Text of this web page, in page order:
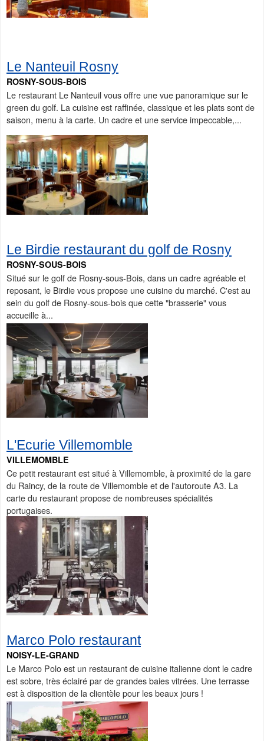
Le Nanteuil Rosny
ROSNY-SOUS-BOIS
Le restaurant Le Nanteuil vous offre une vue panoramique sur le
green du golf. La cuisine est raffinée, classique et les plats sont de
saison, menu à la carte. Un cadre et une service impeccable,...
Le Birdie restaurant du golf de Rosny
ROSNY-SOUS-BOIS
Situé sur le golf de Rosny-sous-Bois, dans un cadre agréable et
reposant, le Birdie vous propose une cuisine du marché. C'est au
sein du golf de Rosny-sous-bois que cette "brasserie" vous
accueille à...
L'Ecurie Villemomble
VILLEMOMBLE
Ce petit restaurant est situé à Villemomble, à proximité de la gare
du Raincy, de la route de Villemomble et de l'autoroute A3. La
carte du restaurant propose de nombreuses spécialités
portugaises.
Marco Polo restaurant
NOISY-LE-GRAND
Le Marco Polo est un restaurant de cuisine italienne dont le cadre
est sobre, très éclairé par de grandes baies vitrées. Une terrasse
est à disposition de la clientèle pour les beaux jours !